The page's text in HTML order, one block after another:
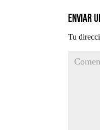
Enviar
Tu